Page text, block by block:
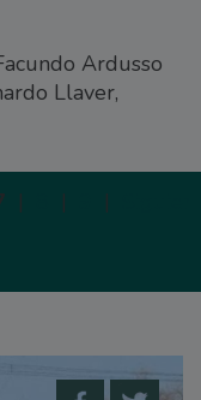
Ardusso
Llaver,
| | |